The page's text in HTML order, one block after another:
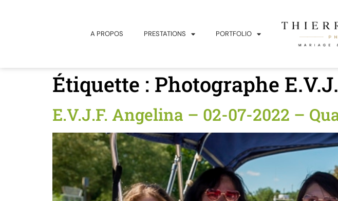
A PROPOS PRESTATIONS PORTFOLIO
Étiquette : Photographe
E.V.J.F. Angelina – 02-07-2022 –